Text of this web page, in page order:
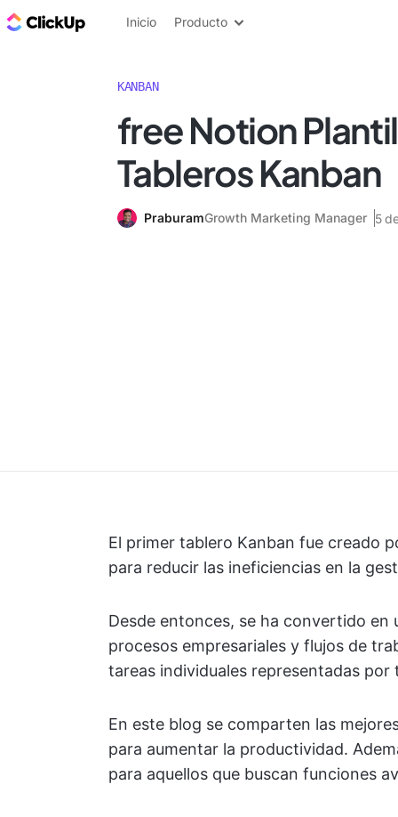
ClickUp Blog
Inicio Producto
KANBAN
free Notion
Tableros Kanban
PraburamGrowth Marketing Manager 5
El primer tablero Kanban fue creado
para reducir las ineficiencias en la
Desde entonces, se ha convertido en
procesos empresariales y flujos de
tareas individuales representadas por
En este blog se comparten las
para aumentar la productividad.
para aquellos que buscan funciones